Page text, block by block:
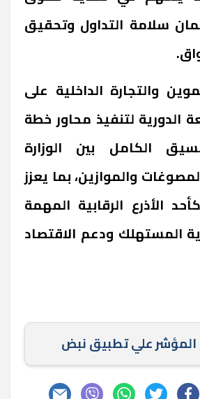
سلامة التداول وتحقيق
والتجارة الداخلية على
الدورية لتنفيذ محاور خطة
الكامل بين الوزارة
والموازين، بما يعزز
الأذرع الرقابية المهمة
المستهلك ودعم الاقتصاد
المؤشر علي تطبيق نبض